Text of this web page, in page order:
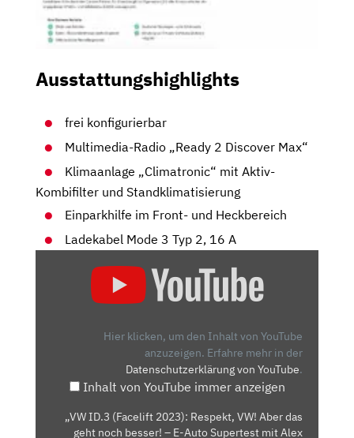
Ausstattungshighlights
frei konfigurierbar
Multimedia-Radio „Ready 2 Discover Max“
Klimaanlage „Climatronic“ mit Aktiv-
Kombifilter und Standklimatisierung
Einparkhilfe im Front- und Heckbereich
Ladekabel Mode 3 Typ 2, 16 A
(FACELIFT
Hier klicken, um den Inhalt von YouTube
anzuzeigen. Erfahre mehr in der
Datenschutzerklärung von YouTube.
Inhalt von YouTube immer anzeigen
„VW ID.3 (Facelift 2023): Respekt, VW! Aber das
geht noch besser! – E-Auto Supertest mit Alex